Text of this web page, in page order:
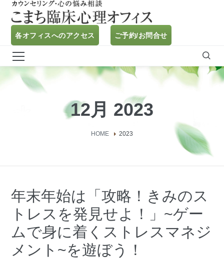
各オフィスへのアクセス ご予約/お問合せ
12月 2023
HOME 2023
年末年始は「攻略！きみのス
トレスを発見せよ！」~ゲー
ムで身に着くストレスマネジ
メント~を遊ぼう！